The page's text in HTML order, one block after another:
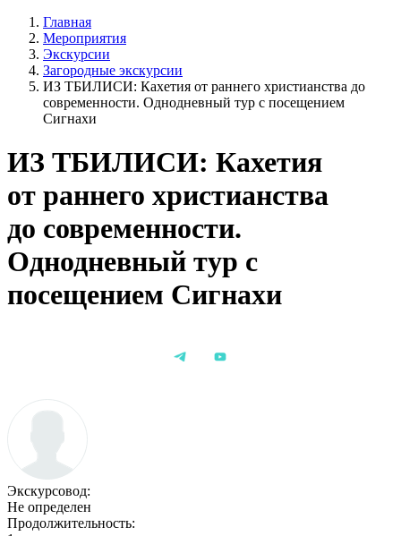
Главная
Мероприятия
Экскурсии
Загородные экскурсии
ИЗ ТБИЛИСИ: Кахетия от раннего христианства до
современности. Однодневный тур с посещением
Сигнахи
ИЗ ТБИЛИСИ: Кахетия
от раннего христианства
до современности.
Однодневный тур с
посещением Сигнахи
Экскурсовод:
Не определен
Продолжительность: